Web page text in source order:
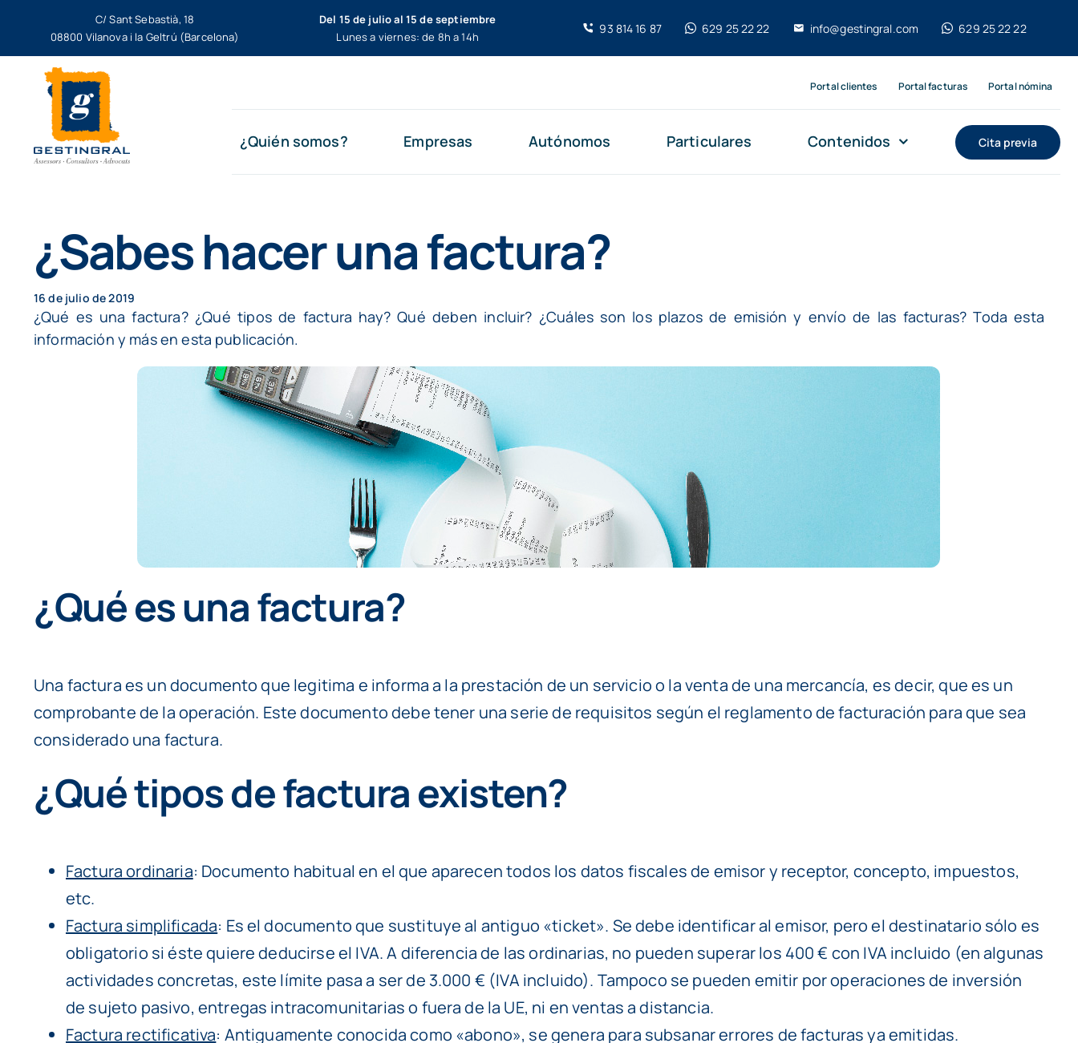
contenido
C/ Sant Sebastià, 18
08800 Vilanova i la Geltrú (Barcelona)
Del 15 de julio al 15 de septiembre
Lunes a viernes: de 8h a 14h
93 814 16 87 629 25 22 22 info@gestingral.com 629 25 22 22
Portal clientes Portal facturas Portal nómina
¿Quién somos? Empresas Autónomos Particulares Contenidos Cita previa
¿Sabes hacer una factura?
16 de julio de 2019
¿Qué es una factura? ¿Qué tipos de factura hay? Qué deben incluir? ¿Cuáles son los plazos de emisión y envío de las facturas? Toda esta
información y más en esta publicación.
¿Qué es una factura?
Una factura es un documento que legitima e informa a la prestación de un servicio o la venta de una mercancía, es decir, que es un
comprobante de la operación. Este documento debe tener una serie de requisitos según el reglamento de facturación para que sea
considerado una factura.
¿Qué tipos de factura existen?
Factura ordinaria: Documento habitual en el que aparecen todos los datos fiscales de emisor y receptor, concepto, impuestos,
etc.
Factura simplificada: Es el documento que sustituye al antiguo «ticket». Se debe identificar al emisor, pero el destinatario sólo es
obligatorio si éste quiere deducirse el IVA. A diferencia de las ordinarias, no pueden superar los 400 € con IVA incluido (en algunas
actividades concretas, este límite pasa a ser de 3.000 € (IVA incluido). Tampoco se pueden emitir por operaciones de inversión
de sujeto pasivo, entregas intracomunitarias o fuera de la UE, ni en ventas a distancia.
Factura rectificativa: Antiguamente conocida como «abono», se genera para subsanar errores de facturas ya emitidas.